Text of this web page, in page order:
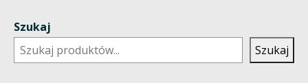
Szukaj
Szukaj